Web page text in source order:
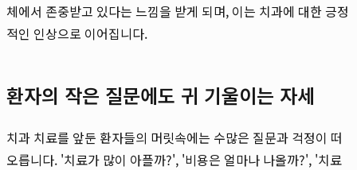
체에서 존중받고 있다는 느낌을 받게 되며, 이는 치과에 대한 긍정
적인 인상으로 이어집니다.
환자의 작은 질문에도 귀 기울이는 자세
치과 치료를 앞둔 환자들의 머릿속에는 수많은 질문과 걱정이 떠
오릅니다. '치료가 많이 아플까?', '비용은 얼마나 나올까?', '치료